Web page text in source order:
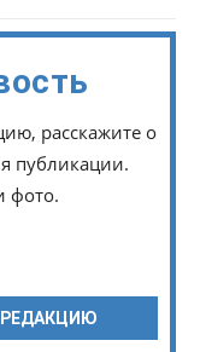
расскажите о
публикации.
фото.
РЕДАКЦИЮ